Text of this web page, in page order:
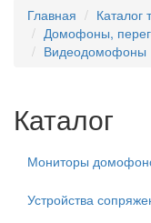
Главная
Каталог
Домофоны,
Видеодомофоны
Каталог
Мониторы
Устройства